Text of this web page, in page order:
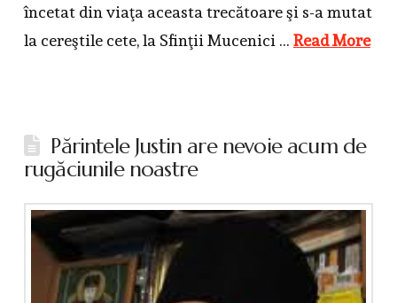
încetat din viaţa aceasta trecătoare şi s-a mutat
la cereştile cete, la Sfinţii Mucenici … Read More
Părintele Justin are nevoie acum de
rugăciunile noastre